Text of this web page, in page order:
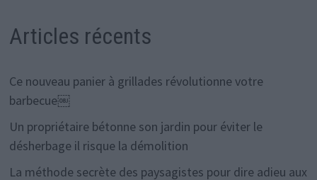
Articles récents
Ce nouveau panier à grillades révolutionne votre
barbecue￼
Un propriétaire bétonne son jardin pour éviter le
désherbage il risque la démolition
La méthode secrète des paysagistes pour dire adieu aux